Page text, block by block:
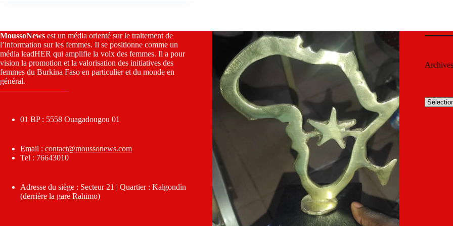
MoussoNews est un média orienté sur le traitement de
l’information sur les femmes. Il se positionne comme un
média leadHER qui amplifie la voix des femmes. Il a pour
vision la promotion et la valorisation des initiatives des
femmes du Burkina Faso en particulier et du monde en
général.
————————–
01 BP : 5558 Ouagadougou 01
Email : contact@moussonews.com
Tel : 76643010
Adresse du siège : Secteur 21 | Quartier : Kalgondin
(derrière la gare Rahimo)
Archives
Archives